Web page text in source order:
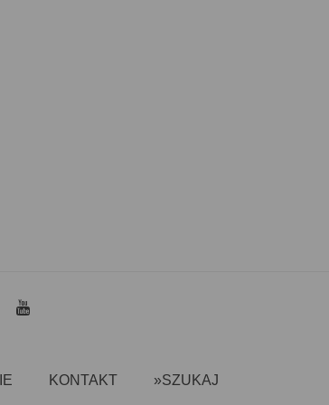
KONTAKT »SZUKAJ